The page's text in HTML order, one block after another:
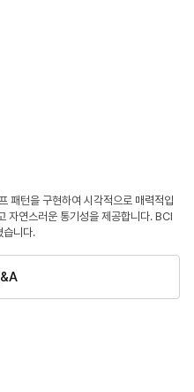
패턴을 구현하여 시각적으로 매력적입
자연스러운 통기성을 제공합니다. BCI
습니다.